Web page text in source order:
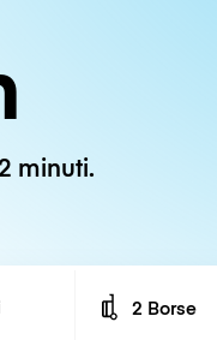
minuti.
Number of
2 Borse